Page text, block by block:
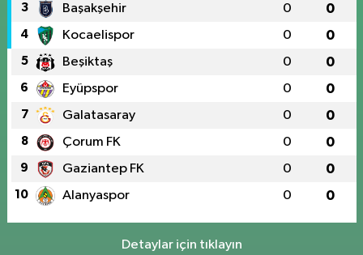
3 Başakşehir 0 0
4 Kocaelispor 0 0
5 Beşiktaş 0 0
6 Eyüpspor 0 0
7 Galatasaray 0 0
8 Çorum FK 0 0
9 Gaziantep FK 0 0
10 Alanyaspor 0 0
Detaylar için tıklayın